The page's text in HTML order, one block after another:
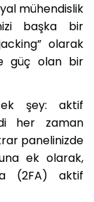
mühendislik
başka bir
olarak
güç olan bir
şey: aktif
her zaman
panelinizde
ek olarak,
(2FA) aktif